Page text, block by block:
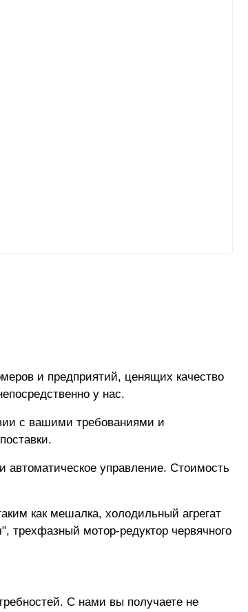
и предприятий, ценящих качество
у нас.
с вашими требованиями и
управление. Стоимость
как мешалка, холодильный агрегат
трехфазный мотор-редуктор червячного
С нами вы получаете не